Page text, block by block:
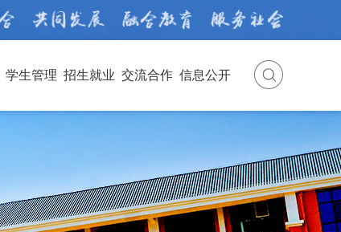
学生管理 招生就业 交流合作 信息公开